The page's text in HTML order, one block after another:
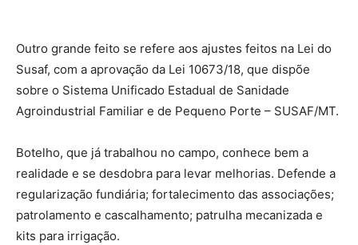
Outro grande feito se refere aos ajustes feitos na Lei do
Susaf, com a aprovação da Lei 10673/18, que dispõe
sobre o Sistema Unificado Estadual de Sanidade
Agroindustrial Familiar e de Pequeno Porte – SUSAF/MT.
Botelho, que já trabalhou no campo, conhece bem a
realidade e se desdobra para levar melhorias. Defende a
regularização fundiária; fortalecimento das associações;
patrolamento e cascalhamento; patrulha mecanizada e
kits para irrigação.